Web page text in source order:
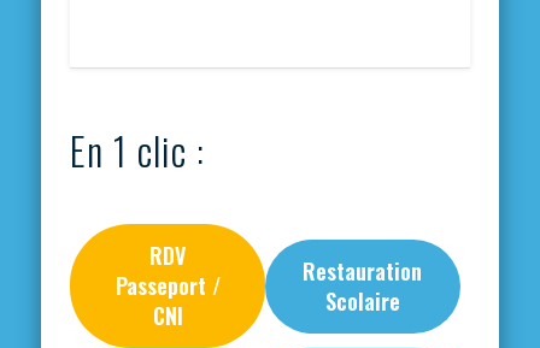
En 1 clic :
RDV
Passeport /
CNI
Restauration
Scolaire